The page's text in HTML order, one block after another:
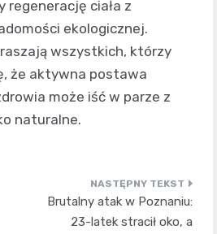
regenerację ciała z
ekologicznej.
wszystkich, którzy
że aktywna postawa
może iść w parze z
naturalne.
Brutalny atak w Poznaniu:
23-latek stracił oko, a